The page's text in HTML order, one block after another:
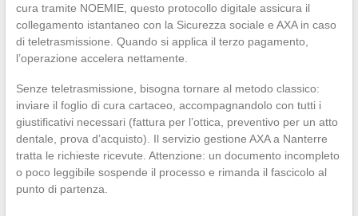
cura tramite NOEMIE, questo protocollo digitale assicura il
collegamento istantaneo con la Sicurezza sociale e AXA in caso
di teletrasmissione. Quando si applica il terzo pagamento,
l’operazione accelera nettamente.
Senze teletrasmissione, bisogna tornare al metodo classico:
inviare il foglio di cura cartaceo, accompagnandolo con tutti i
giustificativi necessari (fattura per l’ottica, preventivo per un atto
dentale, prova d’acquisto). Il servizio gestione AXA a Nanterre
tratta le richieste ricevute. Attenzione: un documento incompleto
o poco leggibile sospende il processo e rimanda il fascicolo al
punto di partenza.